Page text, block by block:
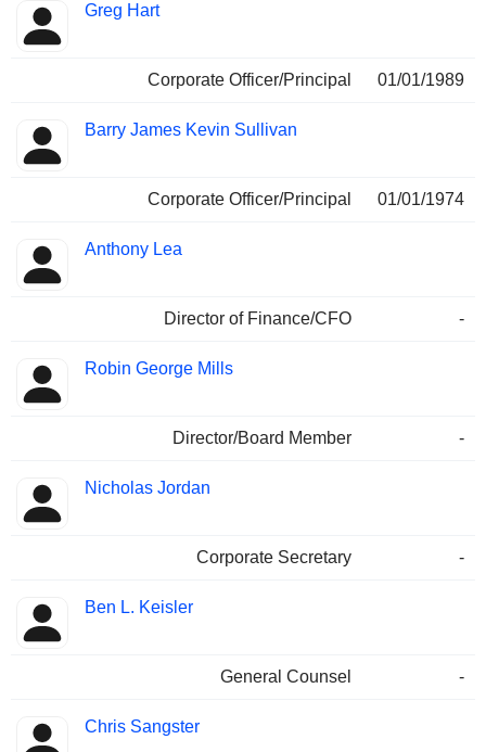
Greg Hart
Corporate Officer/Principal 01/01/1989
Barry James Kevin Sullivan
Corporate Officer/Principal 01/01/1974
Anthony Lea
Director of Finance/CFO -
Robin George Mills
Director/Board Member -
Nicholas Jordan
Corporate Secretary -
Ben L. Keisler
General Counsel -
Chris Sangster